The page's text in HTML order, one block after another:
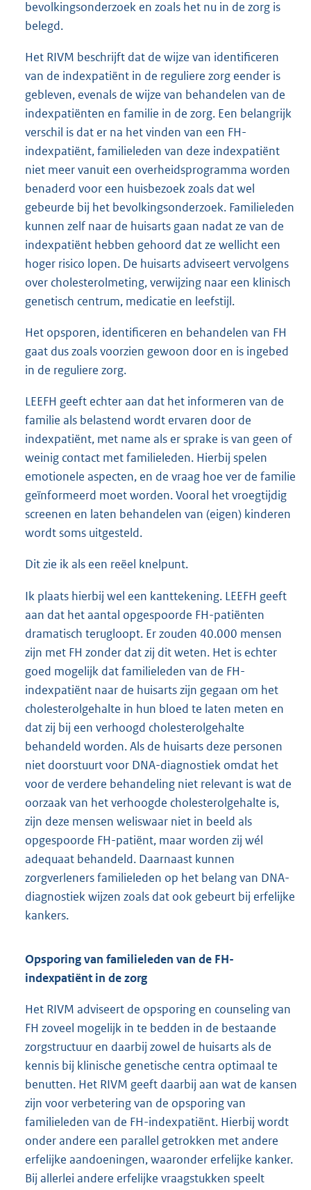
bevolkingsonderzoek en zoals het nu in de zorg is
belegd.
Het RIVM beschrijft dat de wijze van identificeren
van de indexpatiënt in de reguliere zorg eender is
gebleven, evenals de wijze van behandelen van de
indexpatiënten en familie in de zorg. Een belangrijk
verschil is dat er na het vinden van een FH-
indexpatiënt, familieleden van deze indexpatiënt
niet meer vanuit een overheidsprogramma worden
benaderd voor een huisbezoek zoals dat wel
gebeurde bij het bevolkingsonderzoek. Familieleden
kunnen zelf naar de huisarts gaan nadat ze van de
indexpatiënt hebben gehoord dat ze wellicht een
hoger risico lopen. De huisarts adviseert vervolgens
over cholesterolmeting, verwijzing naar een klinisch
genetisch centrum, medicatie en leefstijl.
Het opsporen, identificeren en behandelen van FH
gaat dus zoals voorzien gewoon door en is ingebed
in de reguliere zorg.
LEEFH geeft echter aan dat het informeren van de
familie als belastend wordt ervaren door de
indexpatiënt, met name als er sprake is van geen of
weinig contact met familieleden. Hierbij spelen
emotionele aspecten, en de vraag hoe ver de familie
geïnformeerd moet worden. Vooral het vroegtijdig
screenen en laten behandelen van (eigen) kinderen
wordt soms uitgesteld.
Dit zie ik als een reëel knelpunt.
Ik plaats hierbij wel een kanttekening. LEEFH geeft
aan dat het aantal opgespoorde FH-patiënten
dramatisch terugloopt. Er zouden 40.000 mensen
zijn met FH zonder dat zij dit weten. Het is echter
goed mogelijk dat familieleden van de FH-
indexpatiënt naar de huisarts zijn gegaan om het
cholesterolgehalte in hun bloed te laten meten en
dat zij bij een verhoogd cholesterolgehalte
behandeld worden. Als de huisarts deze personen
niet doorstuurt voor DNA-diagnostiek omdat het
voor de verdere behandeling niet relevant is wat de
oorzaak van het verhoogde cholesterolgehalte is,
zijn deze mensen weliswaar niet in beeld als
opgespoorde FH-patiënt, maar worden zij wél
adequaat behandeld. Daarnaast kunnen
zorgverleners familieleden op het belang van DNA-
diagnostiek wijzen zoals dat ook gebeurt bij erfelijke
kankers.
Opsporing van familieleden van de FH-
indexpatiënt in de zorg
Het RIVM adviseert de opsporing en counseling van
FH zoveel mogelijk in te bedden in de bestaande
zorgstructuur en daarbij zowel de huisarts als de
kennis bij klinische genetische centra optimaal te
benutten. Het RIVM geeft daarbij aan wat de kansen
zijn voor verbetering van de opsporing van
familieleden van de FH-indexpatiënt. Hierbij wordt
onder andere een parallel getrokken met andere
erfelijke aandoeningen, waaronder erfelijke kanker.
Bij allerlei andere erfelijke vraagstukken speelt